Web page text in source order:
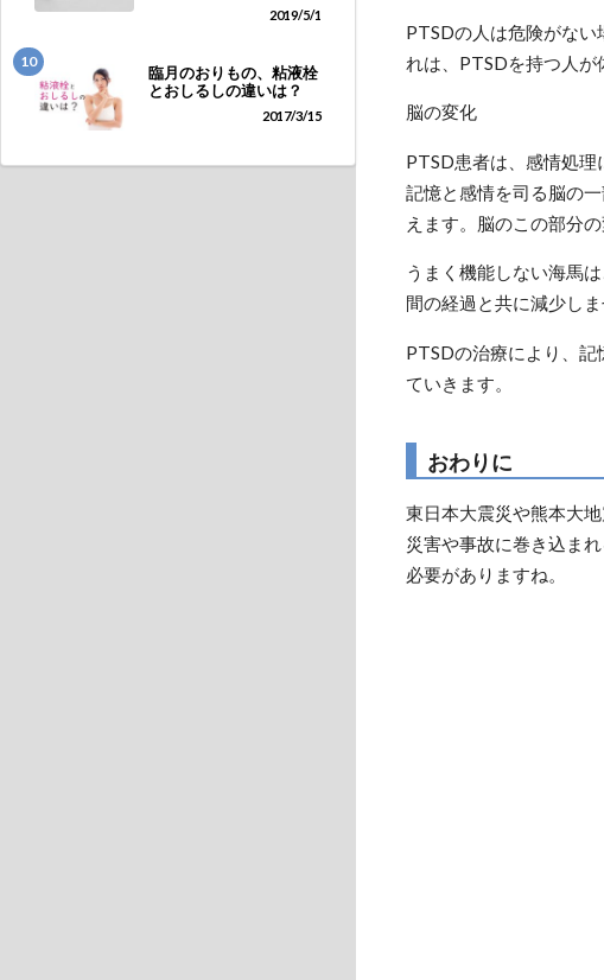
2019/5/1
10
臨月のおりもの、粘液栓
とおしるしの違いは？
2017/3/15
PTSDの人は危険がない
れは、PTSDを持つ人が
脳の変化
PTSD患者は、感情処理
記憶と感情を司る脳の
えます。脳のこの部分
うまく機能しない海馬
間の経過と共に減少しま
PTSDの治療により、記
ていきます。
おわりに
東日本大震災や熊本大
災害や事故に巻き込ま
必要がありますね。